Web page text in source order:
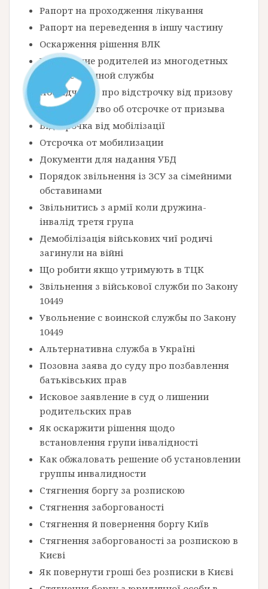
Рапорт на проходження лікування
Рапорт на переведення в іншу частину
Оскарження рішення ВЛК
Увольнение родителей из многодетных
семей с военной службы
Посвідчення про відстрочку від призову
Свидетельство об отсрочке от призыва
Відстрочка від мобілізації
Отсрочка от мобилизации
Документи для надання УБД
Порядок звільнення із ЗСУ за сімейними
обставинами
Звільнитись з армії коли дружина-
інвалід третя група
Демобілізація військових чиї родичі
загинули на війні
Що робити якщо утримують в ТЦК
Звільнення з військової служби по Закону
10449
Увольнение с воинской службы по Закону
10449
Альтернативна служба в Україні
Позовна заява до суду про позбавлення
батьківських прав
Исковое заявление в суд о лишении
родительских прав
Як оскаржити рішення щодо
встановлення групи інвалідності
Как обжаловать решение об установлении
группы инвалидности
Стягнення боргу за розпискою
Стягнення заборгованості
Стягнення й повернення боргу Київ
Стягнення заборгованості за розпискою в
Києві
Як повернути гроші без розписки в Києві